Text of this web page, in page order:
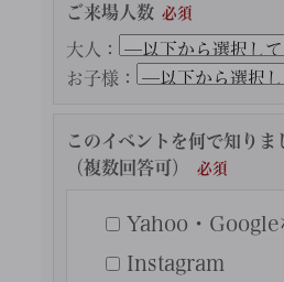
ご来場人数
大人：
お子様：
このイベントを何で知りま
（複数回答可）
Yahoo・Google
Instagram